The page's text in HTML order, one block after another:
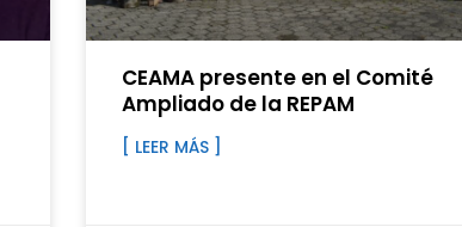
CEAMA presente en el Comité
Ampliado de la REPAM
[ LEER MÁS ]